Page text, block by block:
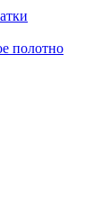
полотно